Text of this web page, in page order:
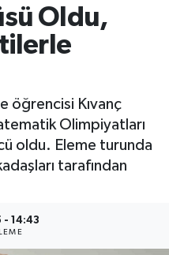
Oldu,
öğrencisi Kıvanç
Olimpiyatları
oldu. Eleme turunda
tarafından
- 14:43
ve Fikstür